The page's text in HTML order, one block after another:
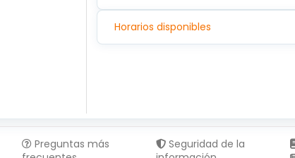
Horarios disponibles
Preguntas más
Seguridad de la